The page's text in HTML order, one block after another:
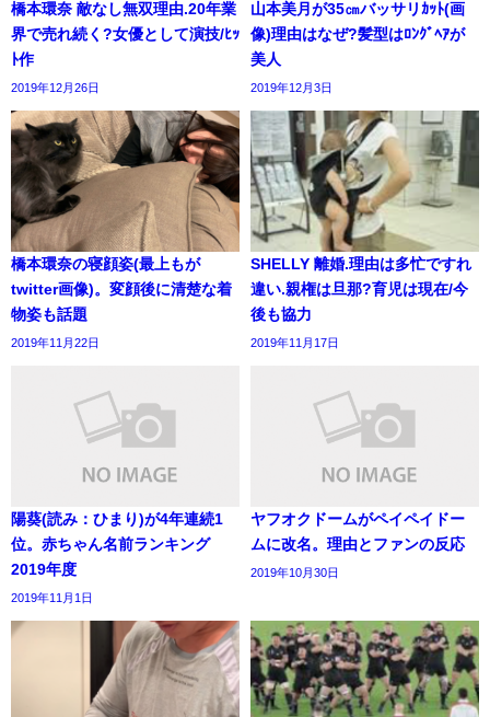
橋本環奈 敵なし無双理由.20年業
界で売れ続く?女優として演技/ﾋｯ
ﾄ作
2019年12月26日
山本美月が35㎝バッサリｶｯﾄ(画
像)理由はなぜ?髪型はﾛﾝｸﾞﾍｱが
美人
2019年12月3日
橋本環奈の寝顔姿(最上もが
twitter画像)。変顔後に清楚な着
物姿も話題
2019年11月22日
SHELLY 離婚.理由は多忙ですれ
違い.親権は旦那?育児は現在/今
後も協力
2019年11月17日
陽葵(読み：ひまり)が4年連続1
位。赤ちゃん名前ランキング
2019年度
2019年11月1日
ヤフオクドームがペイペイドー
ムに改名。理由とファンの反応
2019年10月30日